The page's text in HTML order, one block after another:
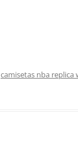
camisetas nba replica